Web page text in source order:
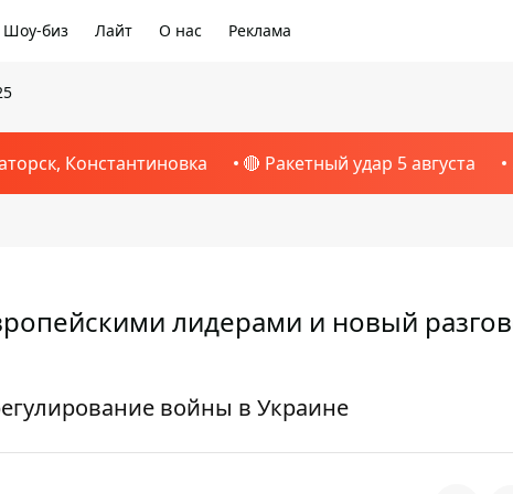
Шоу-биз Лайт О нас Реклама
Константиновка 🔴 Ракетный удар 5 августа
лидерами и новый
войны в Украине